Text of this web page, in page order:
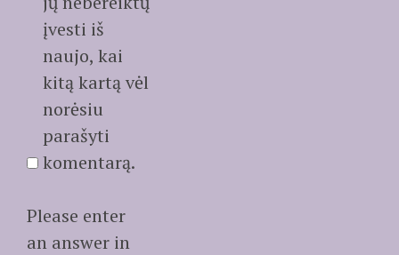
įvesti iš
naujo, kai
kitą kartą vėl
norėsiu
parašyti
komentarą.
Please enter
an answer in